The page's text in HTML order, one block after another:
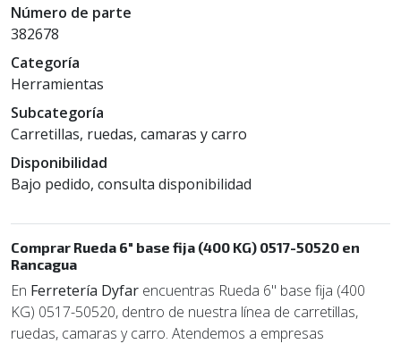
Número de parte
382678
Categoría
Herramientas
Subcategoría
Carretillas, ruedas, camaras y carro
Disponibilidad
Bajo pedido, consulta disponibilidad
Comprar Rueda 6" base fija (400 KG) 0517-50520 en
Rancagua
En Ferretería Dyfar encuentras Rueda 6" base fija (400
KG) 0517-50520, dentro de nuestra línea de carretillas,
ruedas, camaras y carro. Atendemos a empresas